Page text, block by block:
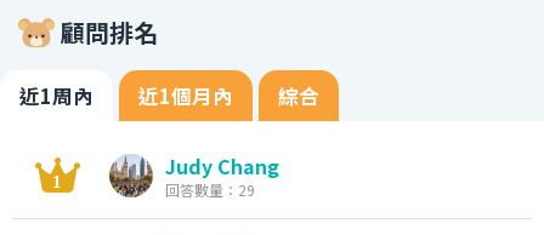
顧問排名
近1周內 近1個月內 綜合
Judy Chang
回答數量：29